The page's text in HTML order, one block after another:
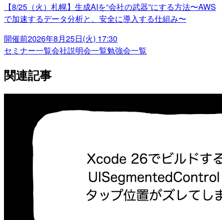
【8/25（火）札幌】生成AIを“会社の武器”にする方法〜AWS
で加速するデータ分析と、安全に導入する仕組み〜
開催前2026年8月25日(火) 17:30
セミナー一覧会社説明会一覧勉強会一覧
関連記事